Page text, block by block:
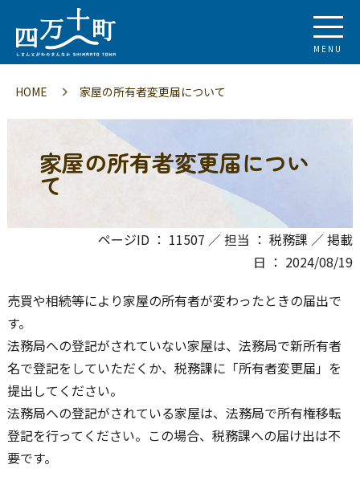
MENU
HOME 家屋の所有者変更届について
家屋の所有者変更届につい
て
ページID ： 11507 ／ 担当 ： 税務課 ／ 掲載
日 ： 2024/08/19
売買や相続等により家屋の所有者が変わったときの届出で
す。
法務局への登記がされていない家屋は、法務局で新所有者
名で登記をしていただくか、税務課に「所有者変更届」を
提出してください。
法務局への登記がされている家屋は、法務局で所有権移転
登記を行ってください。この場合、税務課への届け出は不
要です。